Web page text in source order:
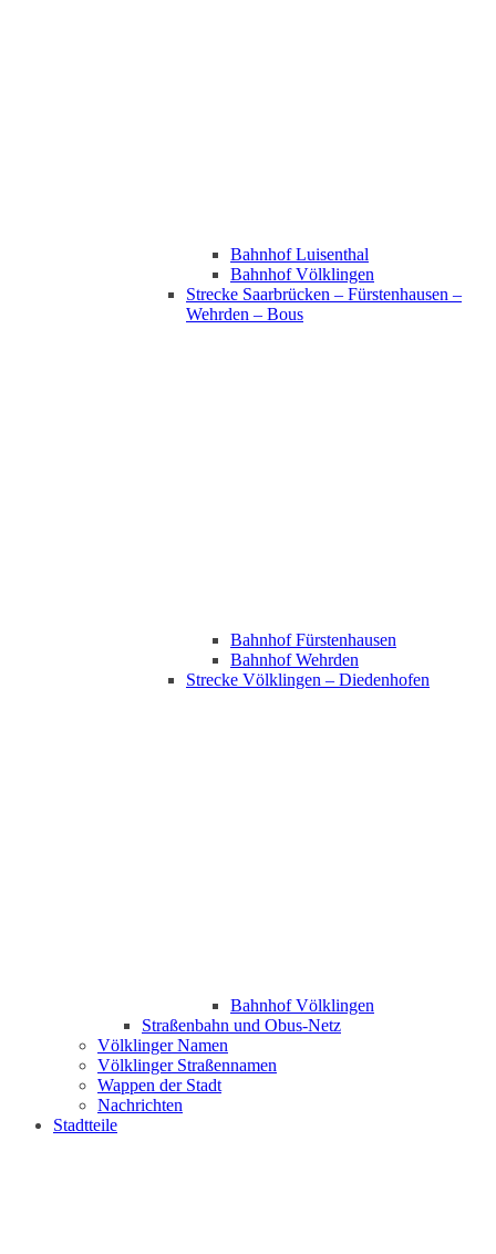
Bahnhof Luisenthal
Bahnhof Völklingen
Strecke Saarbrücken – Fürstenhausen –
Wehrden – Bous
Bahnhof Fürstenhausen
Bahnhof Wehrden
Strecke Völklingen – Diedenhofen
Bahnhof Völklingen
Straßenbahn und Obus-Netz
Völklinger Namen
Völklinger Straßennamen
Wappen der Stadt
Nachrichten
Stadtteile